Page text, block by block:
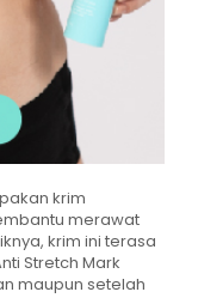
krim
merawat
krim ini terasa
Stretch Mark
maupun setelah